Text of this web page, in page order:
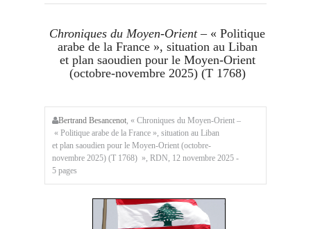
Chroniques du Moyen-Orient– « Politique
arabe de la France », situation au Liban
et plan saoudien pour le Moyen-Orient
(octobre-novembre 2025) (T 1768)
Bertrand Besancenot, « Chroniques du Moyen-Orient –
« Politique arabe de la France », situation au Liban
et plan saoudien pour le Moyen-Orient (octobre-
novembre 2025) (T 1768) », RDN, 12 novembre 2025 -
5 pages